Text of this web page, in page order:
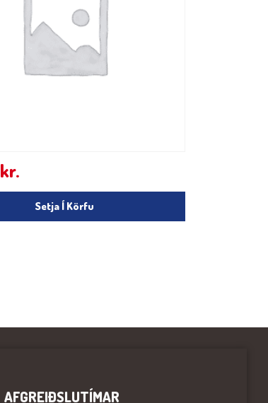
kr.
Setja Í Körfu
AFGREIÐSLUTÍMAR